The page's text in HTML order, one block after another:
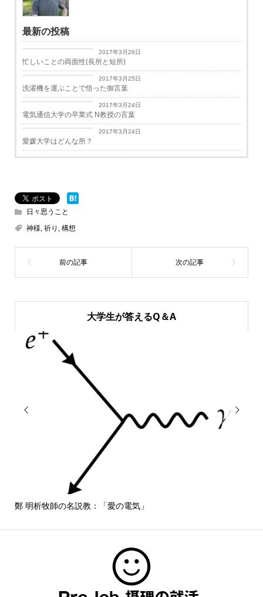
最新の投稿
2017年3月26日
忙しいことの両面性(長所と短所)
日々思うこと
2017年3月25日
洗濯機を運ぶことで悟った御言葉
学生生活
2017年3月24日
電気通信大学の卒業式 N教授の言葉
学生生活
2017年3月24日
愛媛大学はどんな所？
日々思うこと
神様, 祈り , 構想
大学生が答えるQ＆A

鄭 明析牧師の名説教：「愛の電気」
